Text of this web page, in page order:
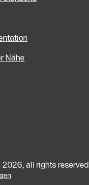
Nähe
all rights reserved